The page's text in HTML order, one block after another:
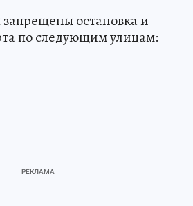
запрещены остановка и
по следующим улицам: